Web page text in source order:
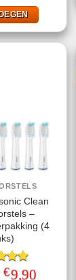
€27,95.€9,95.
Clean
–
(4
Oorspronkelijke
€9,90